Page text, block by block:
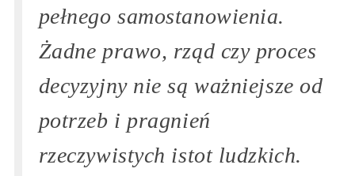
pełnego samostanowienia.
Żadne prawo, rząd czy proces
decyzyjny nie są ważniejsze od
potrzeb i pragnień
rzeczywistych istot ludzkich.